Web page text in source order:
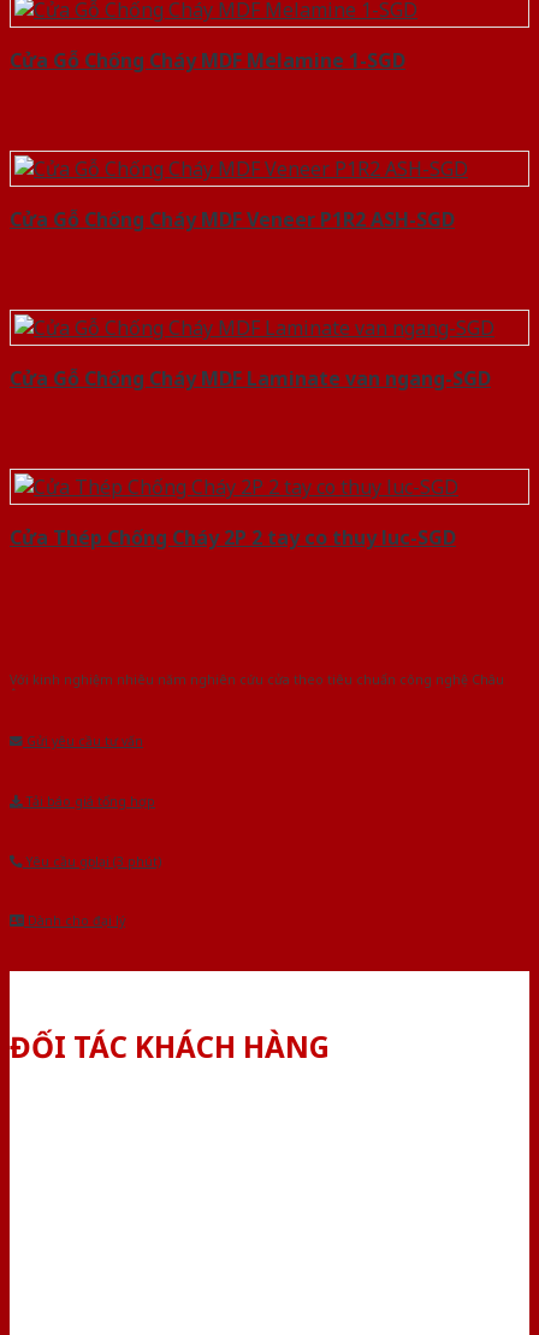
Cửa Gỗ Chống Cháy MDF Melamine 1-SGD
Cửa Gỗ Chống Cháy MDF Veneer P1R2 ASH-SGD
Cửa Gỗ Chống Cháy MDF Laminate van ngang-SGD
Cửa Thép Chống Cháy 2P 2 tay co thuy luc-SGD
Với kinh nghiệm nhiêu năm nghiên cứu cửa theo tiêu chuẩn công nghệ Châu
Gửi yêu cầu tư vấn
Tải báo giá tổng hợp
Yêu cầu gọi lại (3 phút)
Dành cho đại lý
ĐỐI TÁC KHÁCH HÀNG